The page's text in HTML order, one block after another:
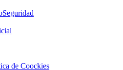
de Coockies